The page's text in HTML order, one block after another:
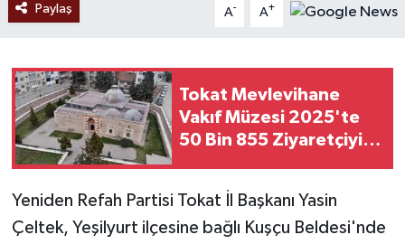
Paylaş A- A+
Tokat Mevlevihane
Vakıf Müzesi 2025'te
50 Bin 855 Ziyaretçiyi
Yeniden Refah Partisi Tokat İl Başkanı Yasin
Çeltek, Yeşilyurt ilçesine bağlı Kuşçu Beldesi'nde